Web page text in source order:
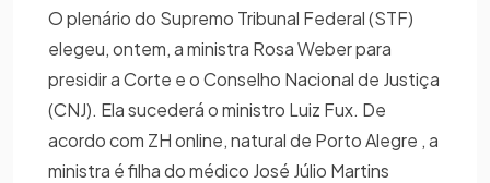
O plenário do Supremo Tribunal Federal (STF)
elegeu, ontem, a ministra Rosa Weber para
presidir a Corte e o Conselho Nacional de Justiça
(CNJ). Ela sucederá o ministro Luiz Fux. De
acordo com ZH online, natural de Porto Alegre , a
ministra é filha do médico José Júlio Martins